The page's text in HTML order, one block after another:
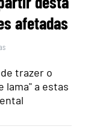
afetadas
trazer o
lama" a estas